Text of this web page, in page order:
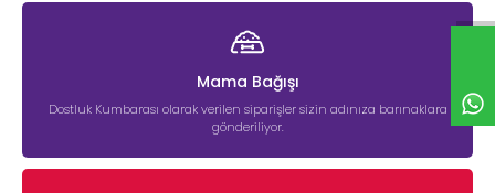
Mama Bağışı
Dostluk Kumbarası olarak verilen siparişler sizin adınıza barınaklara
gönderiliyor.